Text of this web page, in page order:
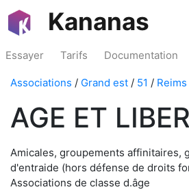
Kananas
Essayer Tarifs Documentation
Associations / Grand est / 51 / Reims
AGE ET
Amicales, groupements affinitaires,
d'entraide (hors défense de droits
Associations de classe d.âge